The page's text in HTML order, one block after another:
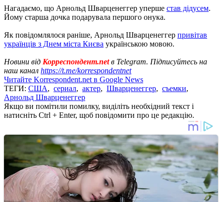
Нагадаємо, що Арнольд Шварценеггер уперше став дідусем.
Йому старша дочка подарувала першого онука.
Як повідомлялося раніше, Арнольд Шварценеггер привітав
українців з Днем міста Києва українською мовою.
Новини від Корреспондент.netв Telegram. Підписуйтесь на
наш канал https://t.me/korrespondentnet
Читайте Korrespondent.net в Google News
ТЕГИ: США, сериал, актер, Шварценеггер, съемки,
Арнольд Шварценеггер
Якщо ви помітили помилку, виділіть необхідний текст і
натисніть Ctrl + Enter, щоб повідомити про це редакцію.